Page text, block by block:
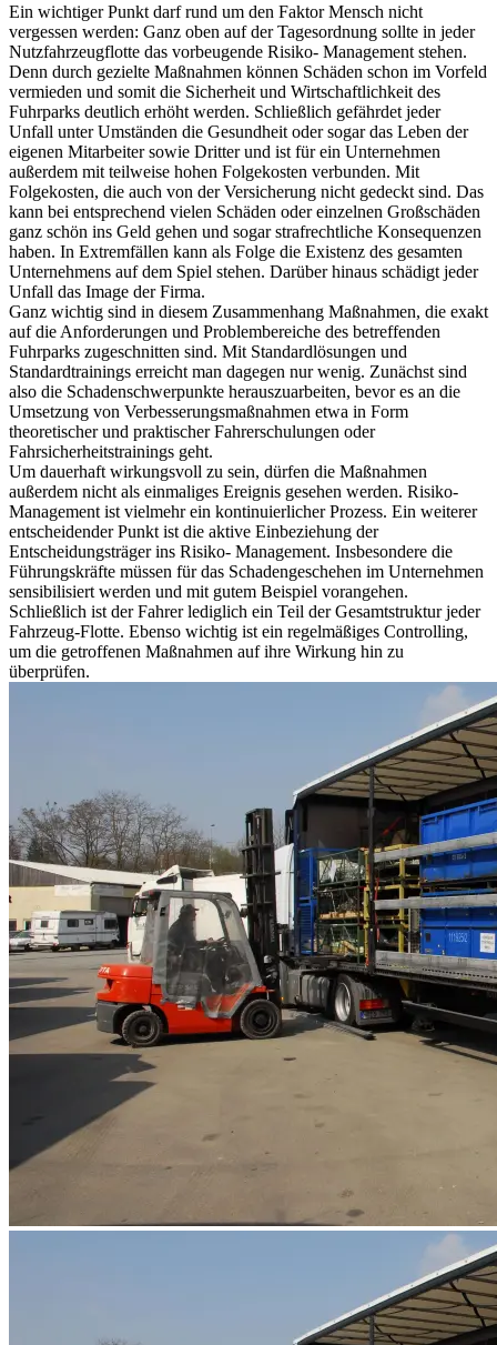
Ein wichtiger Punkt darf rund um den Faktor Mensch nicht
vergessen werden: Ganz oben auf der Tagesordnung sollte in jeder
Nutzfahrzeugflotte das vorbeugende Risiko- Management stehen.
Denn durch gezielte Maßnahmen können Schäden schon im Vorfeld
vermieden und somit die Sicherheit und Wirtschaftlichkeit des
Fuhrparks deutlich erhöht werden. Schließlich gefährdet jeder
Unfall unter Umständen die Gesundheit oder sogar das Leben der
eigenen Mitarbeiter sowie Dritter und ist für ein Unternehmen
außerdem mit teilweise hohen Folgekosten verbunden. Mit
Folgekosten, die auch von der Versicherung nicht gedeckt sind. Das
kann bei entsprechend vielen Schäden oder einzelnen Großschäden
ganz schön ins Geld gehen und sogar strafrechtliche Konsequenzen
haben. In Extremfällen kann als Folge die Existenz des gesamten
Unternehmens auf dem Spiel stehen. Darüber hinaus schädigt jeder
Unfall das Image der Firma.
Ganz wichtig sind in diesem Zusammenhang Maßnahmen, die exakt
auf die Anforderungen und Problembereiche des betreffenden
Fuhrparks zugeschnitten sind. Mit Standardlösungen und
Standardtrainings erreicht man dagegen nur wenig. Zunächst sind
also die Schadenschwerpunkte herauszuarbeiten, bevor es an die
Umsetzung von Verbesserungsmaßnahmen etwa in Form
theoretischer und praktischer Fahrerschulungen oder
Fahrsicherheitstrainings geht.
Um dauerhaft wirkungsvoll zu sein, dürfen die Maßnahmen
außerdem nicht als einmaliges Ereignis gesehen werden. Risiko-
Management ist vielmehr ein kontinuierlicher Prozess. Ein weiterer
entscheidender Punkt ist die aktive Einbeziehung der
Entscheidungsträger ins Risiko- Management. Insbesondere die
Führungskräfte müssen für das Schadengeschehen im Unternehmen
sensibilisiert werden und mit gutem Beispiel vorangehen.
Schließlich ist der Fahrer lediglich ein Teil der Gesamtstruktur jeder
Fahrzeug-Flotte. Ebenso wichtig ist ein regelmäßiges Controlling,
um die getroffenen Maßnahmen auf ihre Wirkung hin zu
überprüfen.